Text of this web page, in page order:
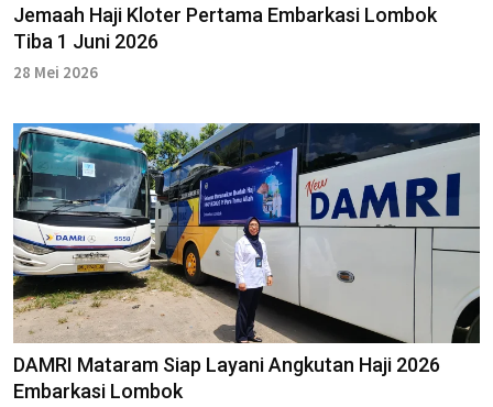
Jemaah Haji Kloter Pertama Embarkasi Lombok
Tiba 1 Juni 2026
28 Mei 2026
DAMRI Mataram Siap Layani Angkutan Haji 2026
Embarkasi Lombok